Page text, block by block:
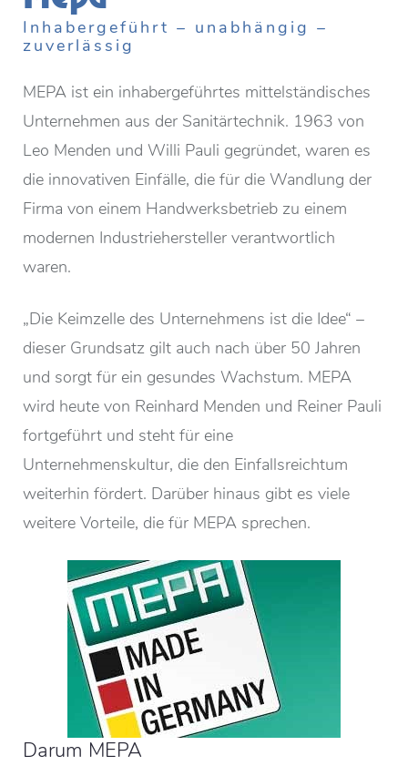
Inhabergeführt – unabhängig –
zuverlässig
MEPA ist ein inhabergeführtes mittelständisches
Unternehmen aus der Sanitärtechnik. 1963 von
Leo Menden und Willi Pauli gegründet, waren es
die innovativen Einfälle, die für die Wandlung der
Firma von einem Handwerksbetrieb zu einem
modernen Industriehersteller verantwortlich
waren.
„Die Keimzelle des Unternehmens ist die Idee“ –
dieser Grundsatz gilt auch nach über 50 Jahren
und sorgt für ein gesundes Wachstum. MEPA
wird heute von Reinhard Menden und Reiner Pauli
fortgeführt und steht für eine
Unternehmenskultur, die den Einfallsreichtum
weiterhin fördert. Darüber hinaus gibt es viele
weitere Vorteile, die für MEPA sprechen.
Darum MEPA